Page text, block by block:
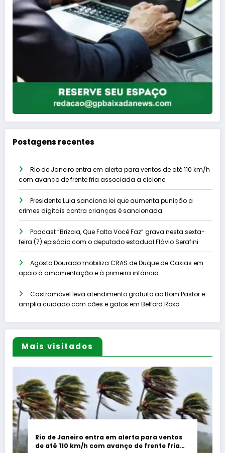
Postagens recentes
Rio de Janeiro entra em alerta para ventos de até 110 km/h
com avanço de frente fria associada a ciclone
Presidente Lula sanciona lei que aumenta punição a
crimes digitais contra crianças é sancionada
Podcast “Brizola, Que Falta Você Faz” grava nesta sexta-
feira (7) episódio com o deputado estadual Flávio Serafini
Agosto Dourado mobiliza CRAS de Duque de Caxias em
apoio à amamentação e à primeira infância
Castramóvel leva atendimento gratuito ao Bom Pastor e
amplia cuidado com cães e gatos em Belford Roxo
Mais visitados
Rio de Janeiro entra em alerta para ventos
de até 110 km/h com avanço de frente fria